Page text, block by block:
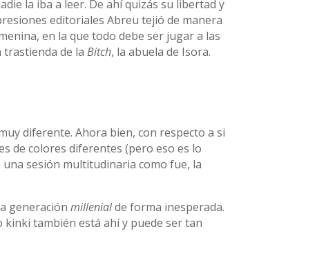
la iba a leer. De ahí quizás su libertad y
editoriales Abreu tejió de manera
en la que todo debe ser jugar a las
trastienda de laBitch, la abuela de Isora.
diferente. Ahora bien, con respecto a si
de colores diferentes (pero eso es lo
sesión multitudinaria como fue, la
generaciónmillenialde forma inesperada.
también está ahí y puede ser tan